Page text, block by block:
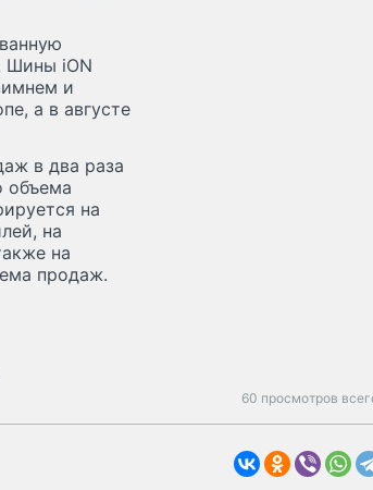
Шины iON
и
а в августе
в два раза
объема
на
на
на
продаж.
60 просмотров